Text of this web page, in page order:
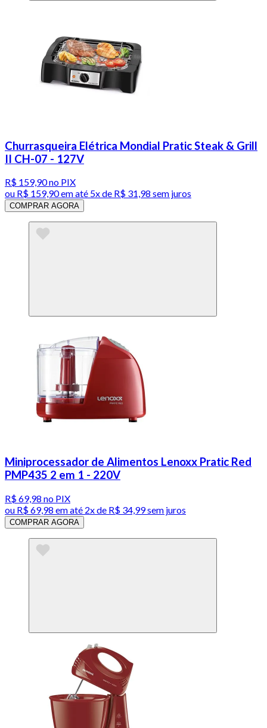
Churrasqueira Elétrica Mondial Pratic Steak & Grill
II CH-07 - 127V
R$ 159,90no PIX
ou R$ 159,90em até 5x de R$ 31,98 sem juros
COMPRAR AGORA
Miniprocessador de Alimentos Lenoxx Pratic Red
PMP435 2 em 1 - 220V
R$ 69,98 no PIX
ou R$ 69,98 em até 2x de R$ 34,99 sem juros
COMPRAR AGORA